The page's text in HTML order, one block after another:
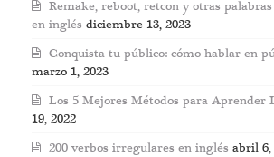
Remake, reboot, retcon y otras
en inglés diciembre 13, 2023
Conquista tu público: cómo hablar en
marzo 1, 2023
Los 5 Mejores Métodos para Aprender
19, 2022
200 verbos irregulares en inglés abril 6,